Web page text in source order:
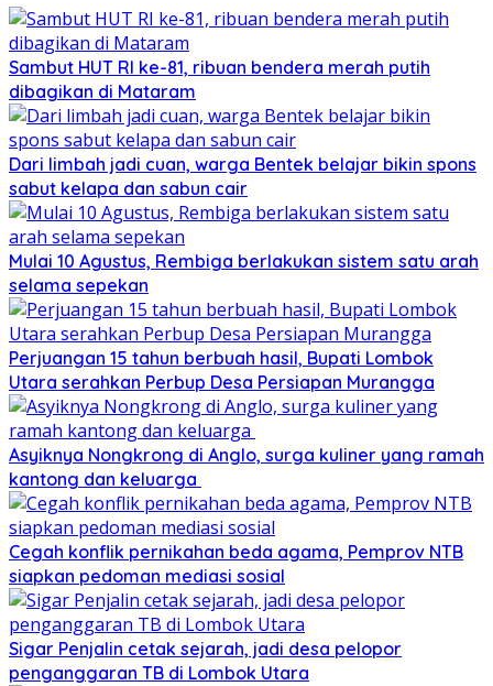
Sambut HUT RI ke-81, ribuan bendera merah putih
dibagikan di Mataram
Dari limbah jadi cuan, warga Bentek belajar bikin spons
sabut kelapa dan sabun cair
Mulai 10 Agustus, Rembiga berlakukan sistem satu arah
selama sepekan
Perjuangan 15 tahun berbuah hasil, Bupati Lombok
Utara serahkan Perbup Desa Persiapan Murangga
Asyiknya Nongkrong di Anglo, surga kuliner yang ramah
kantong dan keluarga
Cegah konflik pernikahan beda agama, Pemprov NTB
siapkan pedoman mediasi sosial
Sigar Penjalin cetak sejarah, jadi desa pelopor
penganggaran TB di Lombok Utara